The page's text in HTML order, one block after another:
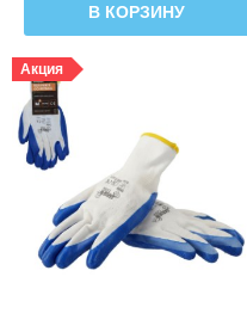
В КОРЗИНУ
Акция